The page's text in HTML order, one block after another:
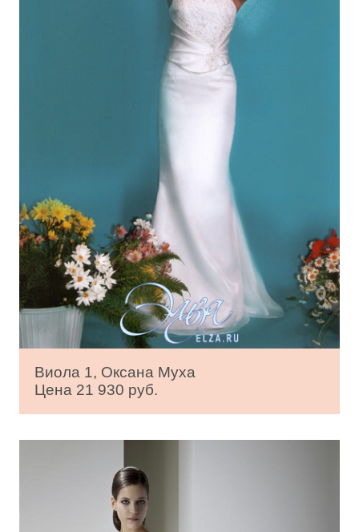
Виола 1, Оксана Муха
Цена 21 930 руб.